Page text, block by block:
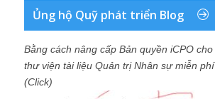
Ủng hộ Quỹ phát triển Blog
Bằng cách nâng cấp Bản quyền iCPO cho
thư viện tài liệu Quản trị Nhân sự miễn phí
(Click)